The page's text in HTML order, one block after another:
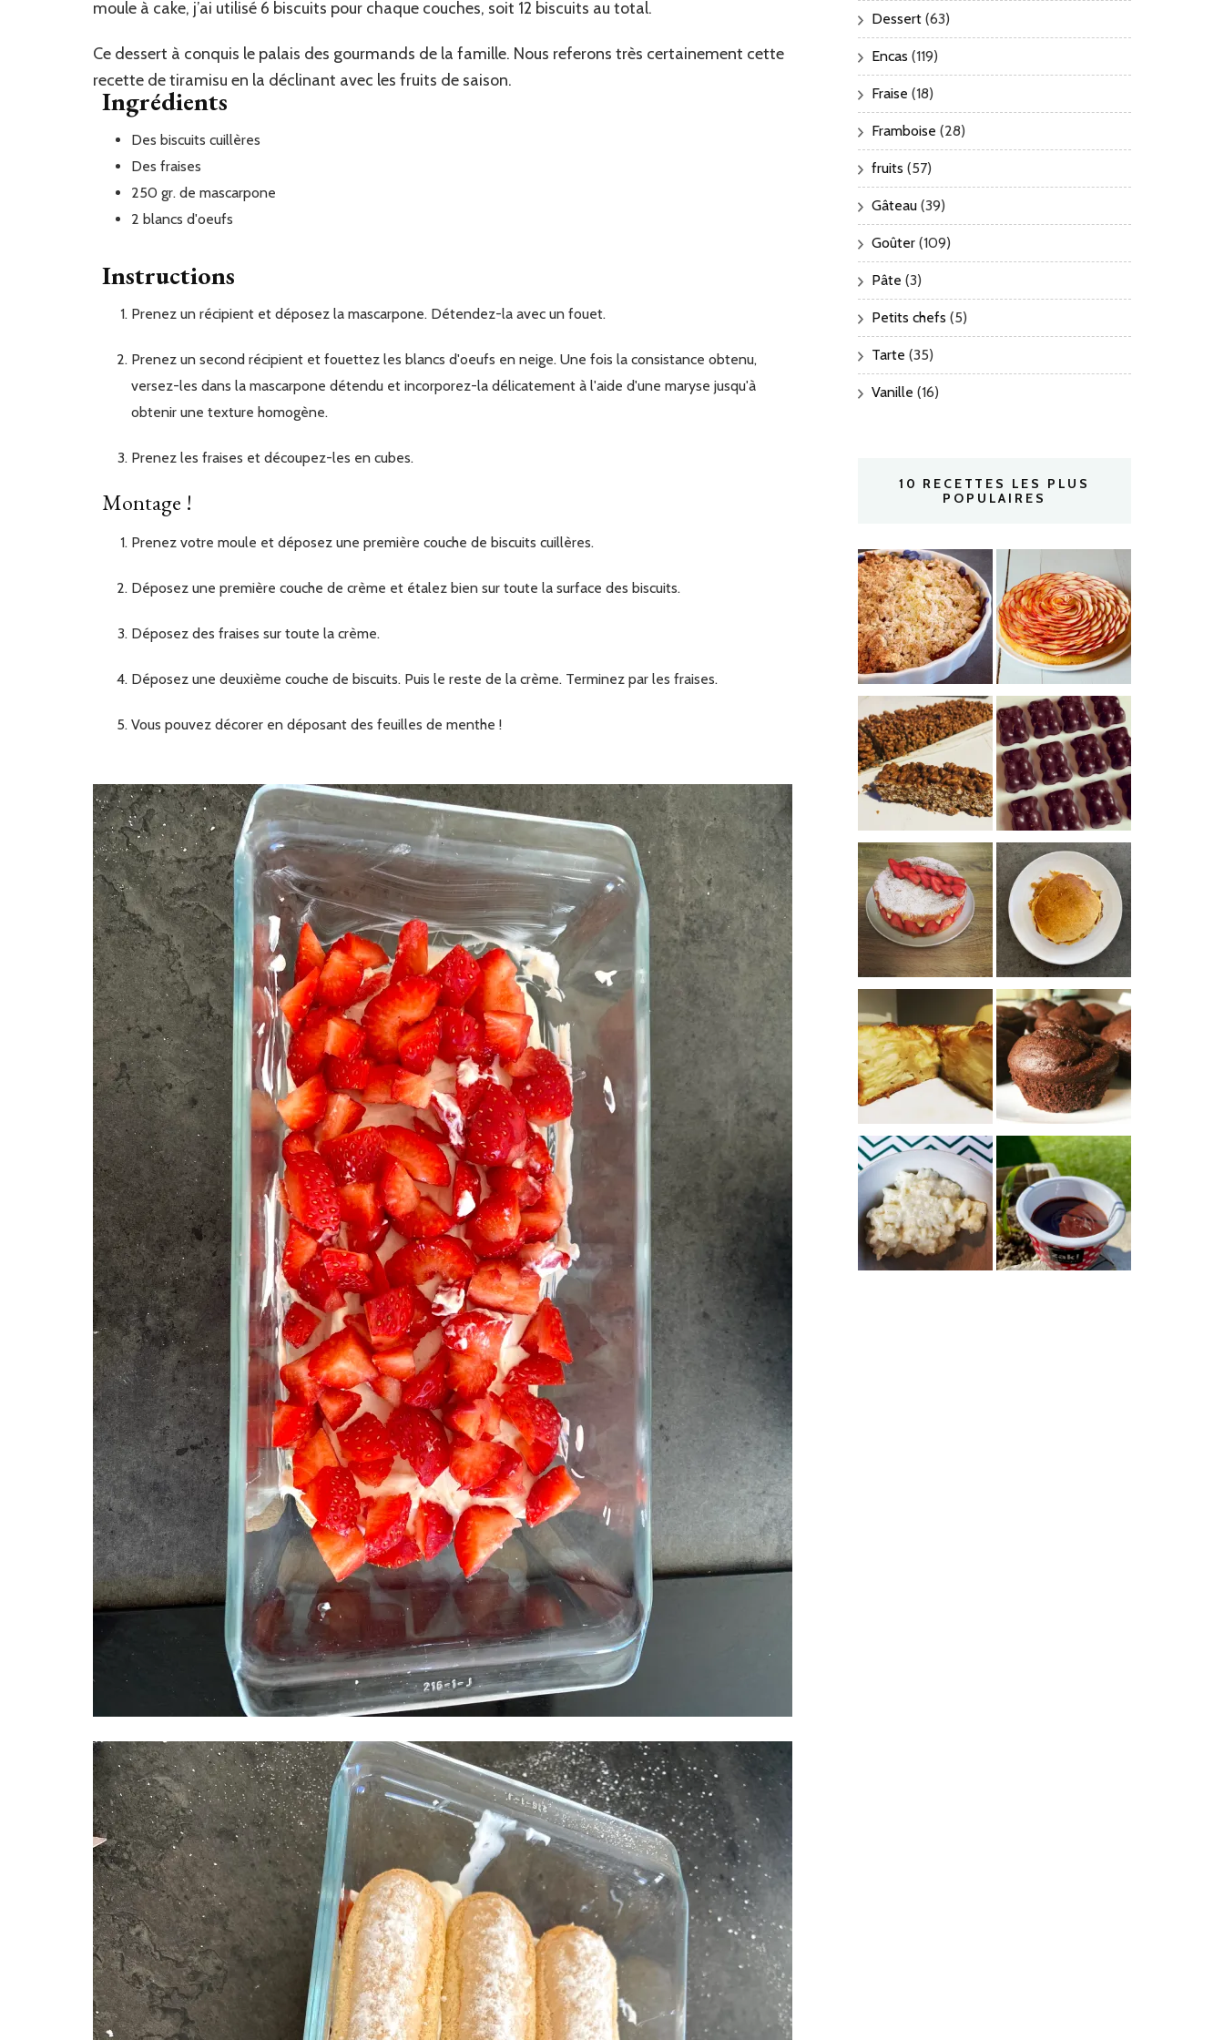
moule à cake, j’ai utilisé 6 biscuits pour chaque couches, soit 12 biscuits au total.
Ce dessert à conquis le palais des gourmands de la famille. Nous referons très certainement cette
recette de tiramisu en la déclinant avec les fruits de saison.
Ingrédients
Des biscuits cuillères
Des fraises
250 gr. de mascarpone
2 blancs d'oeufs
Instructions
Prenez un récipient et déposez la mascarpone. Détendez-la avec un fouet.
Prenez un second récipient et fouettez les blancs d'oeufs en neige. Une fois la consistance obtenu,
versez-les dans la mascarpone détendu et incorporez-la délicatement à l'aide d'une maryse jusqu'à
obtenir une texture homogène.
Prenez les fraises et découpez-les en cubes.
Montage !
Prenez votre moule et déposez une première couche de biscuits cuillères.
Déposez une première couche de crème et étalez bien sur toute la surface des biscuits.
Déposez des fraises sur toute la crème.
Déposez une deuxième couche de biscuits. Puis le reste de la crème. Terminez par les fraises.
Vous pouvez décorer en déposant des feuilles de menthe !
Dessert (63)
Encas (119)
Fraise (18)
Framboise (28)
fruits (57)
Gâteau (39)
Goûter (109)
Pâte (3)
Petits chefs (5)
Tarte (35)
Vanille (16)
10 RECETTES LES PLUS
POPULAIRES